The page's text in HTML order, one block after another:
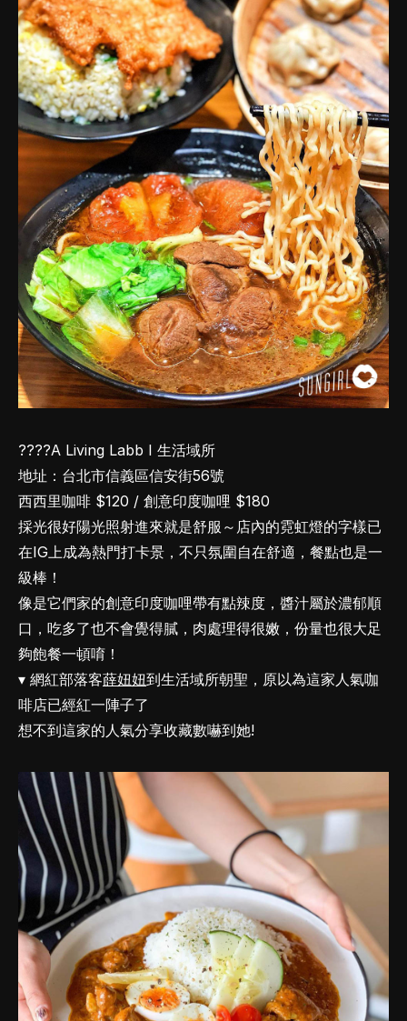
????A Living Labb I 生活域所
地址：台北市信義區信安街56號
西西里咖啡 $120 / 創意印度咖哩 $180
採光很好陽光照射進來就是舒服～店內的霓虹燈的字樣已
在IG上成為熱門打卡景，不只氛圍自在舒適，餐點也是一
級棒！
像是它們家的創意印度咖哩帶有點辣度，醬汁屬於濃郁順
口，吃多了也不會覺得膩，肉處理得很嫩，份量也很大足
夠飽餐一頓唷！
▾ 網紅部落客薛妞妞到生活域所朝聖，原以為這家人氣咖
啡店已經紅一陣子了
想不到這家的人氣分享收藏數嚇到她!